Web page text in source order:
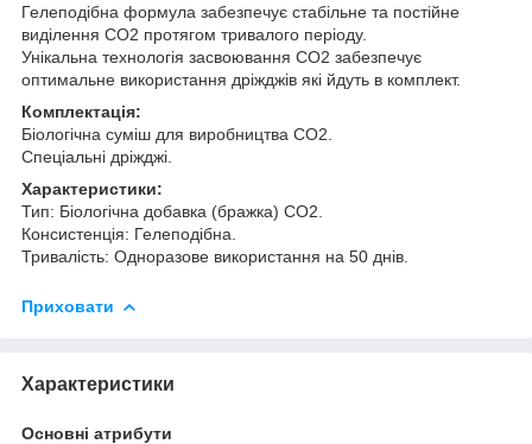
Гелеподібна формула забезпечує стабільне та постійне
виділення CO2 протягом тривалого періоду.
Унікальна технологія засвоювання CO2 забезпечує
оптимальне використання дріжджів які йдуть в комплект.
Комплектація:
Біологічна суміш для виробництва CO2.
Спеціальні дріжджі.
Характеристики:
Тип: Біологічна добавка (бражка) CO2.
Консистенція: Гелеподібна.
Тривалість: Одноразове використання на 50 днів.
Приховати
Характеристики
Основні атрибути